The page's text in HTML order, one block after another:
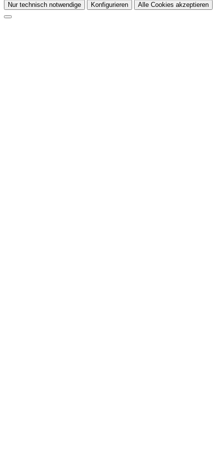
Nur technisch notwendige Konfigurieren Alle Cookies akzeptieren